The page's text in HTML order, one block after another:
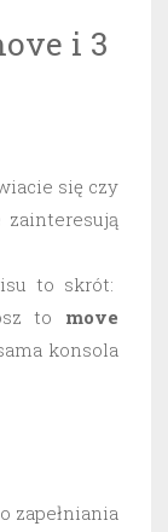
i 3
się czy
to skrót:
to move
konsola
zapełniania